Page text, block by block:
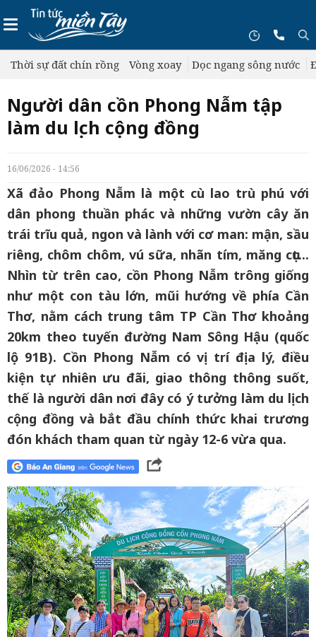
Thời sự đất chín rồng Vòng xoay Dọc ngang sông nước
Người dân cồn Phong Nẫm tập
làm du lịch cộng đồng
16/06/2026 - 14:56
Xã đảo Phong Nẫm là một cù lao trù phú với
dân phong thuần phác và những vườn cây ăn
trái trĩu quả, ngon và lành với cơ man: mận, sầu
riêng, chôm chôm, vú sữa, nhãn tím, măng cụt...
Nhìn từ trên cao, cồn Phong Nẫm trông giống
như một con tàu lớn, mũi hướng về phía Cần
Thơ, nằm cách trung tâm TP Cần Thơ khoảng
20km theo tuyến đường Nam Sông Hậu (quốc
lộ 91B). Cồn Phong Nẫm có vị trí địa lý, điều
kiện tự nhiên ưu đãi, giao thông thông suốt,
thế là người dân nơi đây có ý tưởng làm du lịch
cộng đồng và bắt đầu chính thức khai trương
đón khách tham quan từ ngày 12-6 vừa qua.